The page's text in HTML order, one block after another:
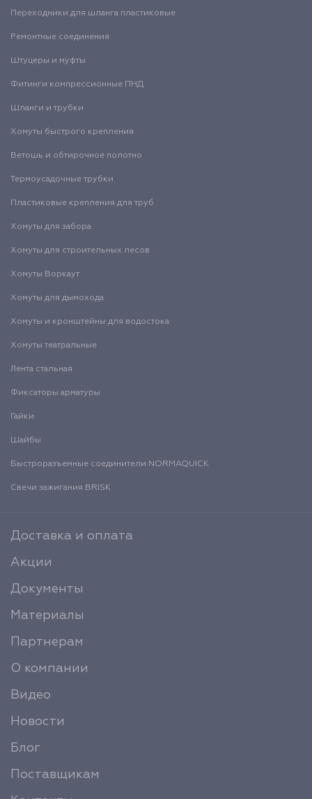
Переходники для шланга пластиковые
Ремонтные соединения
Штуцеры и муфты
Фитинги компрессионные ПНД
Шланги и трубки
Хомуты быстрого крепления
Ветошь и обтирочное полотно
Термоусадочные трубки
Пластиковые крепления для труб
Хомуты для забора
Хомуты для строительных лесов
Хомуты Воркаут
Хомуты для дымохода
Хомуты и кронштейны для водостока
Хомуты театральные
Лента стальная
Фиксаторы арматуры
Гайки
Шайбы
Быстроразъемные соединители NORMAQUICK
Свечи зажигания BRISK
Доставка и оплата
Акции
Документы
Материалы
Партнерам
О компании
Видео
Новости
Блог
Поставщикам